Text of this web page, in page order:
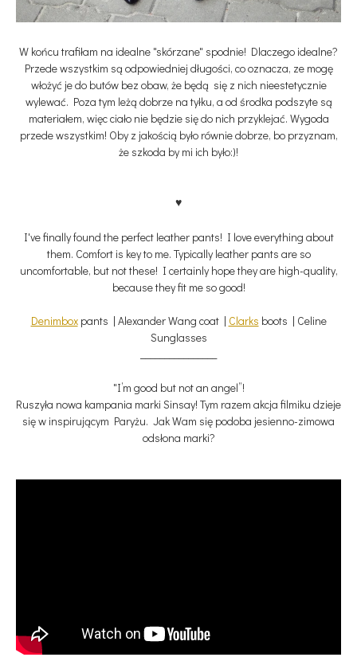
W końcu trafiłam na idealne "skórzane" spodnie! Dlaczego idealne?
Przede wszystkim są odpowiedniej długości, co oznacza, ze mogę
włożyć je do butów bez obaw, że będą się z nich nieestetycznie
wylewać. Poza tym leżą dobrze na tyłku, a od środka podszyte są
materiałem, więc ciało nie będzie się do nich przyklejać. Wygoda
przede wszystkim! Oby z jakością było równie dobrze, bo przyznam,
że szkoda by mi ich było:)!
♥
I've finally found the perfect leather pants! I love everything about
them. Comfort is key to me. Typically leather pants are so
uncomfortable, but not these! I certainly hope they are high-quality,
because they fit me so good!
Denimboxpants | Alexander Wang coat | Clarks boots | Celine
Sunglasses
"I’m good but not an angel”!
Ruszyła nowa kampania marki Sinsay! Tym razem akcja filmiku dzieje
się w inspirującym Paryżu. Jak Wam się podoba jesienno-zimowa
odsłona marki?